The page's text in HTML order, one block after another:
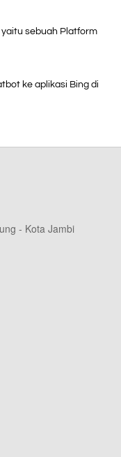
sebuah Platform
ke aplikasi Bing di
- Kota Jambi